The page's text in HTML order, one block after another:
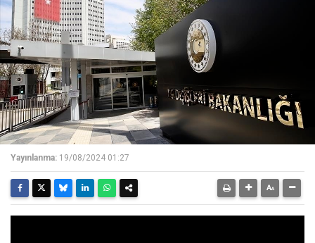
Yayınlanma: 19/08/2024 01:27